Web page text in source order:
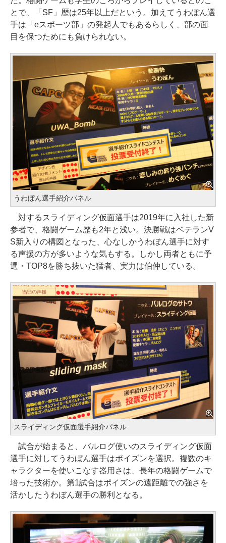
とで、「SF」歴は25年以上だという。加えてうわぼん選
手は「eスポーツ部」の発起人でもあるらしく、部の面
目を保つためにも負けられない。
うわぼん選手紹介パネル
対するスライディング仮面選手は2019年に入社した新
参者で、格闘ゲーム歴も2年と浅い。決勝戦はベテランV
S新入りの構図となった、心なしかうわぼん選手に対す
る声援の方が多いような気もする。しかし両者ともに予
選・TOP8を勝ち抜いた猛者、実力は伯仲している。
スライディング仮面選手紹介パネル
試合が始まると、バルログ使いのスライディング仮面
選手に対してうわぼん選手はポイズンを選択。複数のキ
ャラクターを使いこなす器用さは、長年の格闘ゲームで
培った技術か。第1試合はポイズンの遠距離での強さを
活かしたうわぼん選手の勝利となる。